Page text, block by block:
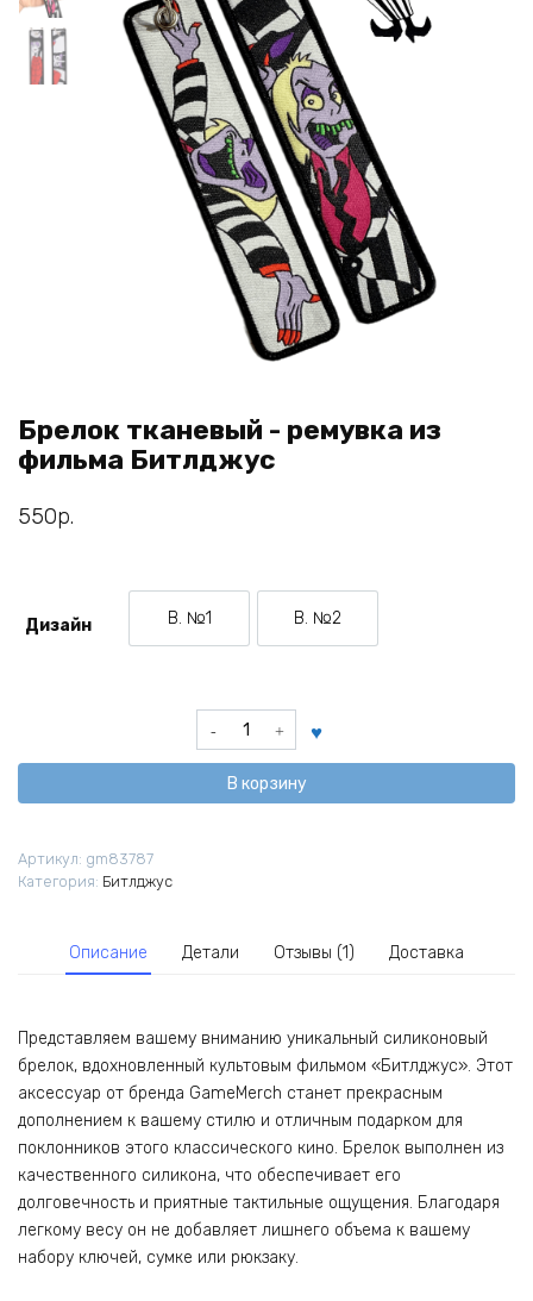
Брелок тканевый - ремувка из
фильма Битлджус
550р.
Дизайн В. №1
Вариант №1
В. №2
Вариант №2
Количество
товара
тканевый
В корзину
Артикул: gm83787
Категория: Битлджус
Описание Детали Отзывы (1) Доставка
Представляем вашему вниманию уникальный силиконовый
брелок, вдохновленный культовым фильмом «Битлджус». Этот
аксессуар от бренда GameMerch станет прекрасным
дополнением к вашему стилю и отличным подарком для
поклонников этого классического кино. Брелок выполнен из
качественного силикона, что обеспечивает его
долговечность и приятные тактильные ощущения. Благодаря
легкому весу он не добавляет лишнего объема к вашему
набору ключей, сумке или рюкзаку.